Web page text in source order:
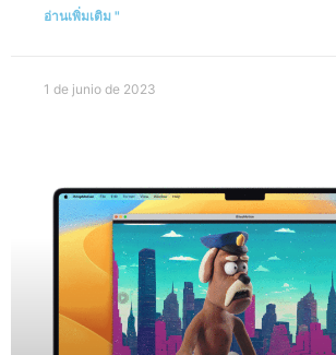
อ่านเพิ่มเติม "
1 de junio de 2023